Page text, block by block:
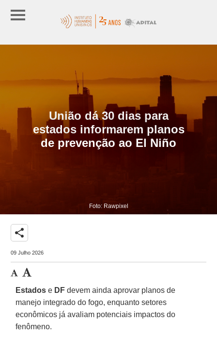
União dá 30 dias para
estados informarem planos
de prevenção ao El Niño
Foto: Rawpixel
share
09 Julho 2026
Estados e DF devem ainda aprovar planos de
manejo integrado do fogo, enquanto setores
econômicos já avaliam potenciais impactos do
fenômeno.